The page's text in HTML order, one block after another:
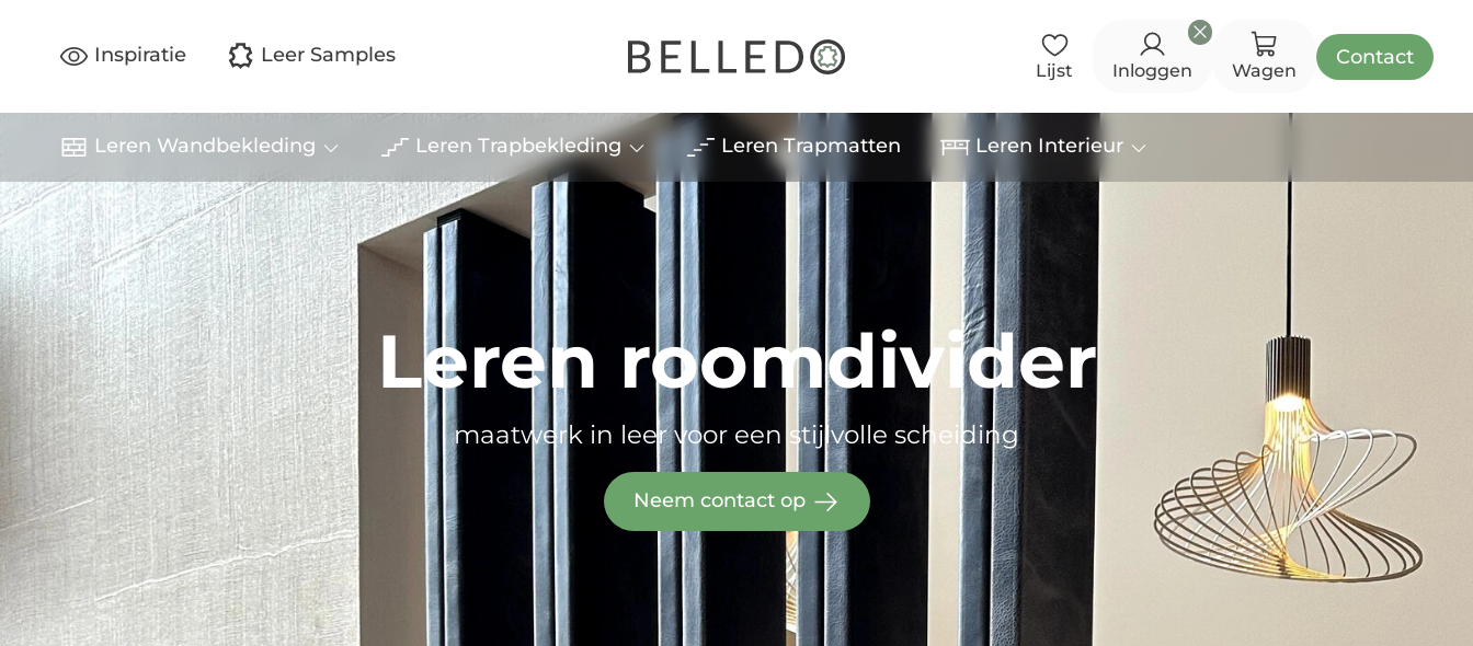
Inspiratie Leer Samples
Lijst Inloggen Wagen
Contact
Leren Wandbekleding Leren Trapbekleding Leren Trapmatten Leren Interieur
Leren roomdivider
maatwerk in leer voor een stijlvolle scheiding
Neem contact op